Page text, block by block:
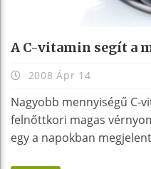
A C-vitamin segít a
2008 Ápr 14
Nagyobb mennyiségű C-
felnőttkori magas
egy a napokban